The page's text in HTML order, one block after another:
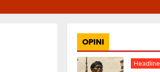
OPINI
Headline